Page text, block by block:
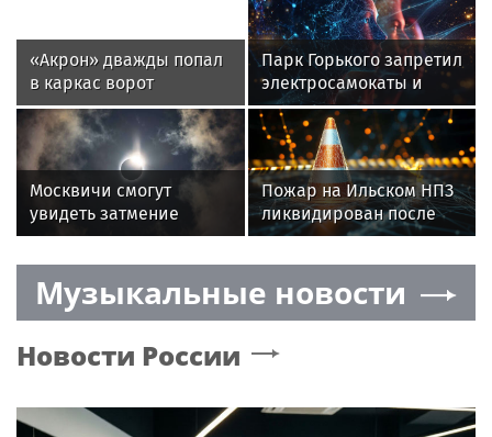
«Акрон» дважды попал
в каркас ворот
«Локомотива» и
наконец-то не
пропустил: нулевая
ничья в Москве
Парк Горького запретил
электросамокаты и
велосипеды на
набережной
Москвичи смогут
увидеть затмение
Солнца 12 августа
Пожар на Ильском НПЗ
ликвидирован после
падения дронов
Музыкальные новости
Новости России